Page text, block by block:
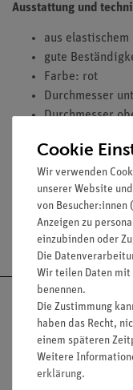
Ausstattung und
aus elastischem
gute
Farbe: rot
Durchmesser
Durchmesser
Durchmesser
Cookie
Wir verwenden
unserer Website
von Besucher:innen
Anzeigen zu
einzubinden oder
Die
Wir teilen Daten
benennen.
Die Zustimmung
haben das Recht,
einem späteren
Weitere
erklärung.